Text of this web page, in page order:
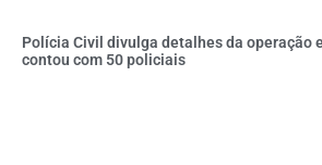
Polícia Civil divulga detalhes da operação
contou com 50 policiais